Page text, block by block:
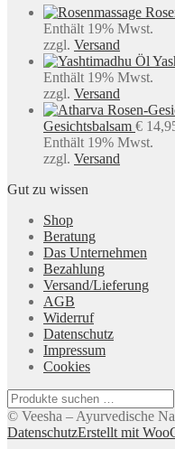
Enthält 19% Mwst.
zzgl. Versand
Enthält 19% Mwst.
zzgl. Versand
Gesichtsbalsam €
Enthält 19% Mwst.
zzgl. Versand
Gut zu wissen
Shop
Beratung
Das Unternehmen
Bezahlung
Versand/Lieferung
AGB
Widerruf
Datenschutz
Impressum
Cookies
Suchen
nach:
© Veesha – Ayurvedische
DatenschutzErstellt mit